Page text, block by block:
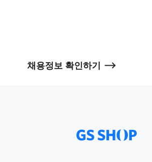
채용정보 확인하기